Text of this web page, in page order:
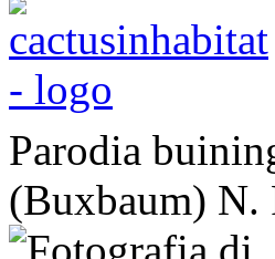
Parodia
(Buxbaum) N.